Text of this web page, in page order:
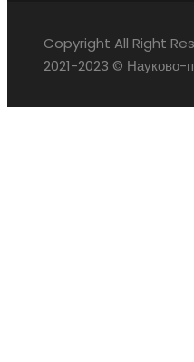
Copyright All Right
2021-2023 © Науково-